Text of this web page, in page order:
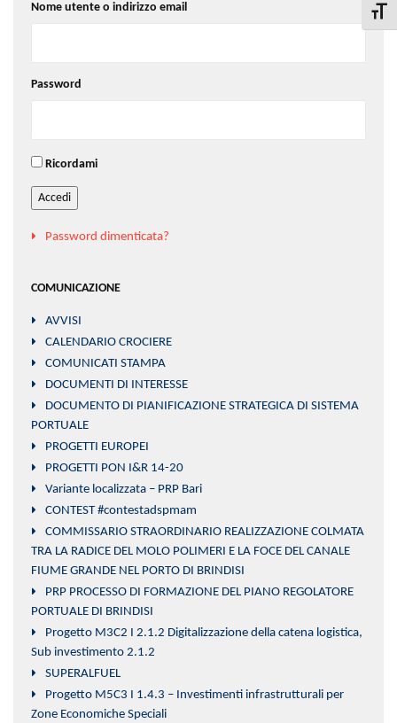
Nome utente o indirizzo email
Password
Ricordami
Accedi
Password dimenticata?
COMUNICAZIONE
AVVISI
CALENDARIO CROCIERE
COMUNICATI STAMPA
DOCUMENTI DI INTERESSE
DOCUMENTO DI PIANIFICAZIONE STRATEGICA DI SISTEMA
PORTUALE
PROGETTI EUROPEI
PROGETTI PON I&R 14-20
Variante localizzata – PRP Bari
CONTEST #contestadspmam
COMMISSARIO STRAORDINARIO REALIZZAZIONE COLMATA
TRA LA RADICE DEL MOLO POLIMERI E LA FOCE DEL CANALE
FIUME GRANDE NEL PORTO DI BRINDISI
PRP PROCESSO DI FORMAZIONE DEL PIANO REGOLATORE
PORTUALE DI BRINDISI
Progetto M3C2 I 2.1.2 Digitalizzazione della catena logistica,
Sub investimento 2.1.2
SUPERALFUEL
Progetto M5C3 I 1.4.3 – Investimenti infrastrutturali per
Zone Economiche Speciali